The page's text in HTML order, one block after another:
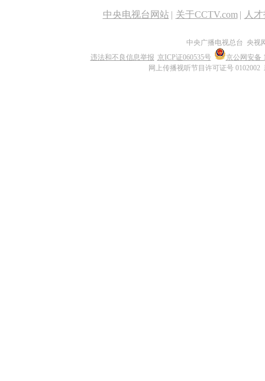
中央电视台网站 | 关于CCTV.com | 人
中央广播电视总台 央视
违法和不良信息举报 京ICP证060535号
京公网安备
网上传播视听节目许可证号 0102002